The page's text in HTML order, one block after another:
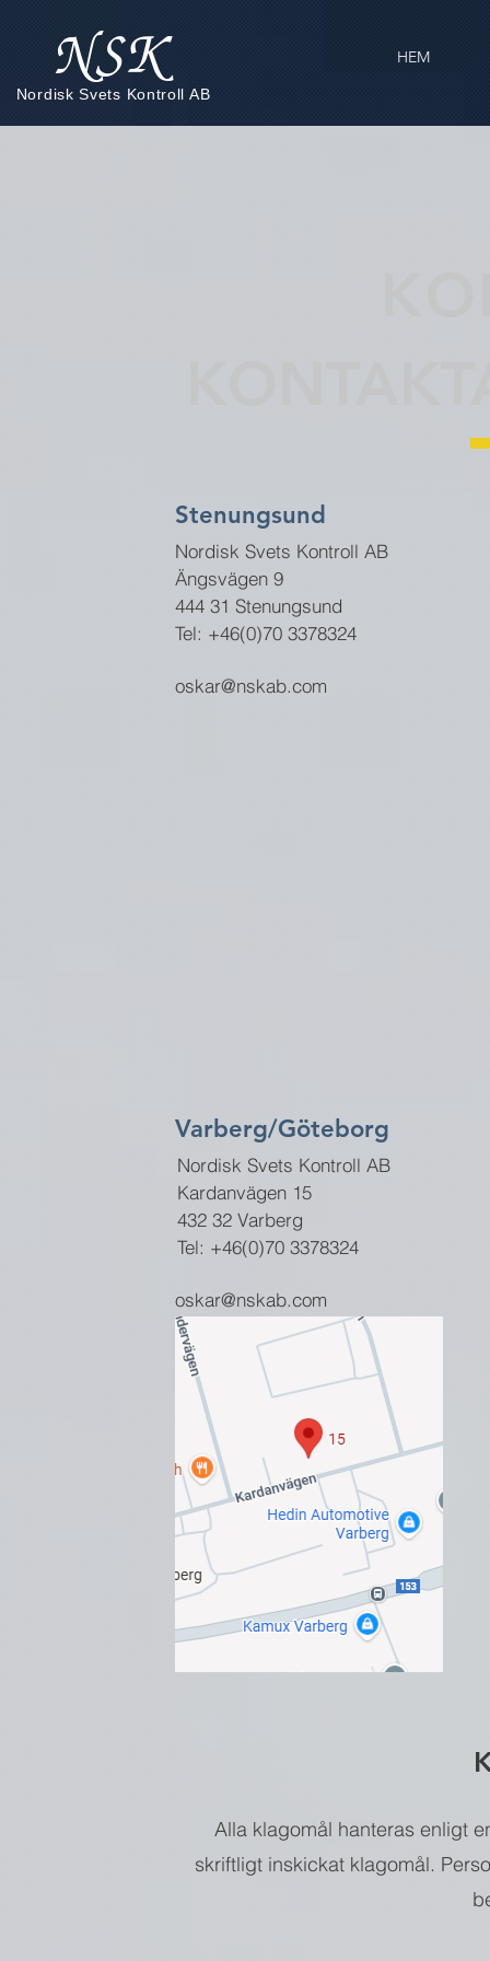
HEM
NSK
Nordisk Svets Kontroll AB
Stenungsund
Nordisk Svets Kontroll AB
Ängsvägen 9
444 31 Stenungsund
Tel: +46(0)70 3378324
oskar@nskab.com
Varberg/Göteborg
Nordisk Svets Kontroll AB
Kardanvägen 15
432 32 Varberg
Tel: +46(0)70 3378324
oskar@nskab.com
Alla klagomål hanteras enligt
skriftligt inskickat klagomål.